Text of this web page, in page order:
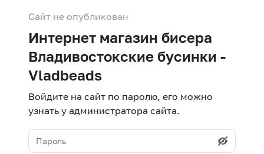
Сайт не опубликован
Интернет магазин бисера
Владивостокские бусинки -
Vladbeads
Войдите на сайт по паролю, его можно
узнать у администратора сайта.